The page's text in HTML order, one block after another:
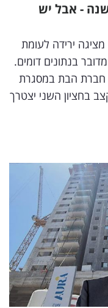
בחצי שנה - אבל יש
ירידה לעומת
בנתונים דומים.
חברת הבת במסגרת
בחציון השני יצטרך